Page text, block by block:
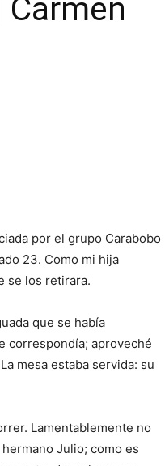
por el grupo Carabobo
23. Como mi hija
se los retirara.
que se había
correspondía; aproveché
mesa estaba servida: su
Lamentablemente no
Julio; como es